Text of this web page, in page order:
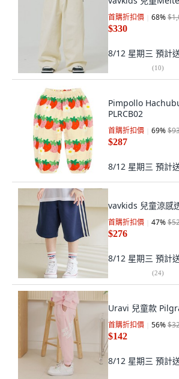
首購折扣價 68%
$330
8/12 星期三 預計
(10)
Pimpollo
PLRCB02
首購折扣價 69%
$287
8/12 星期三 預計
vavkids 兒童涼感
首購折扣價 47%
$276
8/12 星期三 預計
(24)
Uravi 兒童款
首購折扣價 56%
$142
8/12 星期三 預計